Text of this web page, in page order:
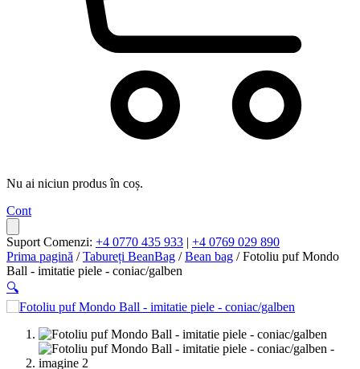
Nu ai niciun produs în coș.
Cont
Suport Comenzi: +4 0770 435 933 | +4 0769 029 890
Prima pagină /Tabureți BeanBag /Bean bag / Fotoliu puf Mondo
Ball - imitatie piele - coniac/galben
🔍